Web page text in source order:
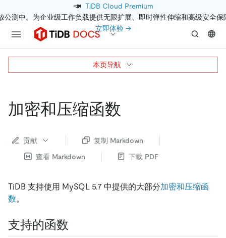
📣 TiDB Cloud Premium
公测中。为企业级工作负载提供无限扩展、即时弹性伸缩和高级安全保
立即体验 →
加密和压缩函数
贡献
复制 Markdown
查看 Markdown
下载 PDF
TiDB 支持使用 MySQL 5.7 中提供的大部分加密和压缩函
数。
支持的函数
本页导航